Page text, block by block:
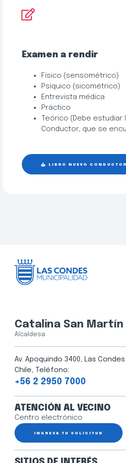
Examen a rendir
Físico (sensométrico)
Psíquico (sicométrico)
Entrevista médica
Práctico
Teórico (Debe estudiar
Conductor, que se
LIBRO NUEVO CONDUCTOR
Catalina San Martín
Alcaldesa
Av. Apoquindo 3400, Las
Chile, Teléfono:
+56 2 2950 7000
ATENCIÓN AL VECINO
Centro electrónico
INGRESA TU SOLICITUD